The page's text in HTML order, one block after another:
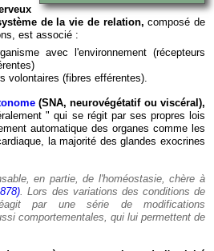
de la vie de relation, composé de
est associé :
avec l'environnement (récepteurs
volontaires (fibres efférentes).
(SNA, neurovégétatif ou viscéral),
" qui se régit par ses propres lois
automatique des organes comme les
la majorité des glandes exocrines
en partie, de l'homéostasie, chère à
. Lors des variations des conditions de
par une série de modifications
comportementales, qui lui permettent de